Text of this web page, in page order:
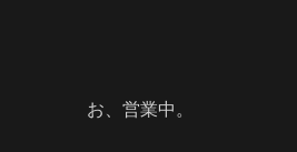
お、営業中。